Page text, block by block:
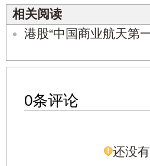
相关阅读
港股“中国商业航天第
0条评论
还没